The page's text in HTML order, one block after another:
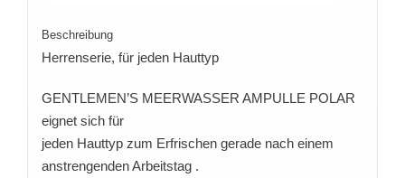
Beschreibung
Herrenserie, für jeden Hauttyp
GENTLEMEN’S MEERWASSER AMPULLE POLAR
eignet sich für
jeden Hauttyp zum Erfrischen gerade nach einem
anstrengenden Arbeitstag .